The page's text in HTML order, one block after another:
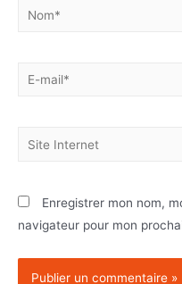
Enregistrer mon nom,
navigateur pour mon